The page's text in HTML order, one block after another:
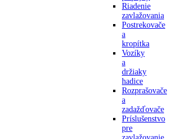
Riadenie
zavlažovania
Postrekovače
a
kropítka
Vozíky
a
držiaky
hadice
Rozprašovače
a
zadažďovače
Príslušenstvo
pre